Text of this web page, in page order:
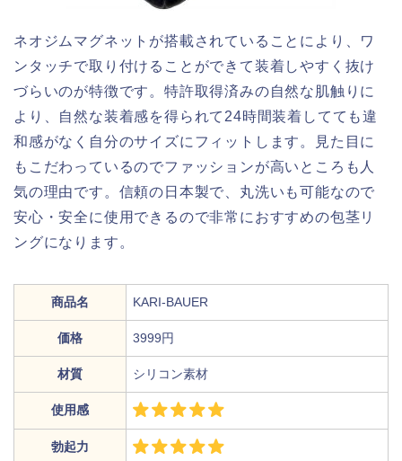
ネオジムマグネットが搭載されていることにより、ワ
ンタッチで取り付けることができて装着しやすく抜け
づらいのが特徴です。特許取得済みの自然な肌触りに
より、自然な装着感を得られて24時間装着してても違
和感がなく自分のサイズにフィットします。見た目に
もこだわっているのでファッションが高いところも人
気の理由です。信頼の日本製で、丸洗いも可能なので
安心・安全に使用できるので非常におすすめの包茎リ
ングになります。
商品名 KARI-BAUER
価格 3999円
材質 シリコン素材
使用感
勃起力